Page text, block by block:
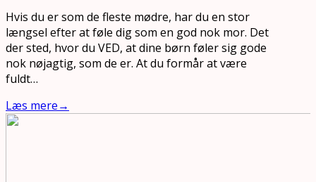
Hvis du er som de fleste mødre, har du en stor
længsel efter at føle dig som en god nok mor. Det
der sted, hvor du VED, at dine børn føler sig gode
nok nøjagtig, som de er. At du formår at være
fuldt…
Læs mere→